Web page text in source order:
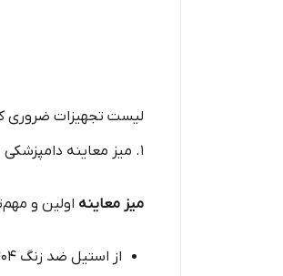
لیست تجهیزات ضروری
۱. میز معاینه دامپزشکی
میز معاینه اولین و
از استیل ضد زنگ ۳۰۴ ساخته شده باشد